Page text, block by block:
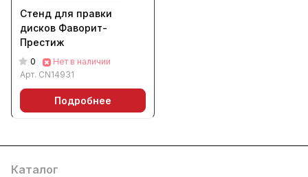
Стенд для правки
дисков Фаворит-
Престиж
0
Нет в наличии
Арт. CN14931
Подробнее
Каталог